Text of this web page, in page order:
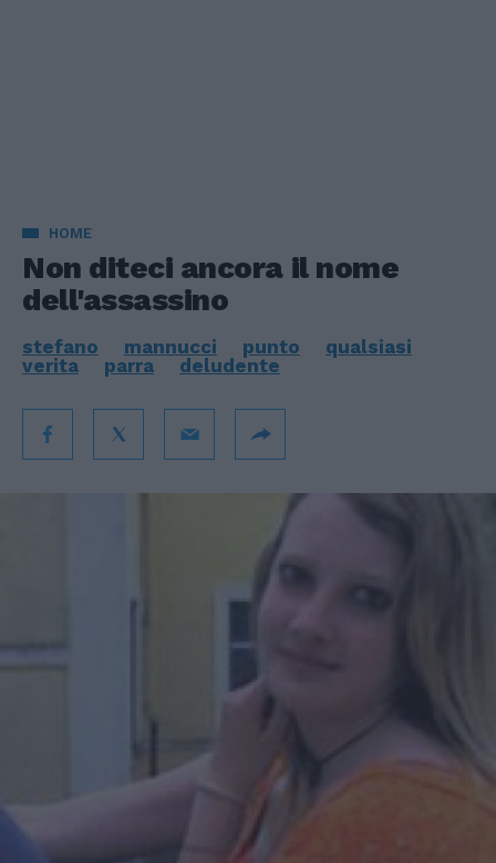
HOME
Non diteci ancora il nome
dell'assassino
stefano mannucci punto
qualsiasi
verita
parra deludente